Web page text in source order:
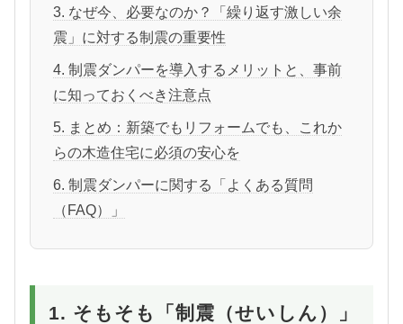
3. なぜ今、必要なのか？「繰り返す激しい余
震」に対する制震の重要性
4. 制震ダンパーを導入するメリットと、事前
に知っておくべき注意点
5. まとめ：新築でもリフォームでも、これか
らの木造住宅に必須の安心を
6. 制震ダンパーに関する「よくある質問
（FAQ）」
1. そもそも「制震（せいしん）」